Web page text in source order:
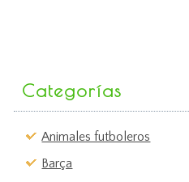
Categorías
Animales futboleros
Barça